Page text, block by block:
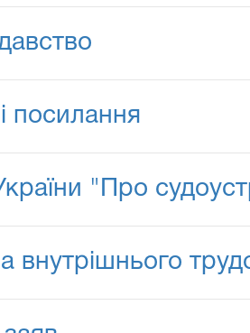
посилання
"Про
внутрішнього